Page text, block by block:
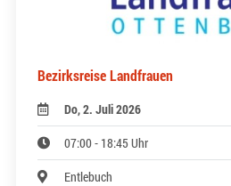
Bezirksreise Landfrauen
Do, 2. Juli 2026
07:00 - 18:45 Uhr
Entlebuch